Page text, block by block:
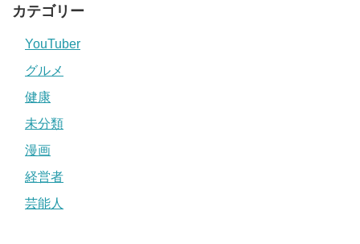
カテゴリー
YouTuber
グルメ
健康
未分類
漫画
経営者
芸能人